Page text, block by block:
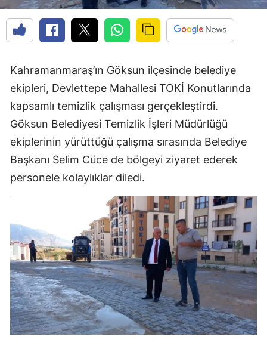
Kahramanmaraş’ın Göksun ilçesinde belediye
ekipleri, Devlettepe Mahallesi TOKİ Konutlarında
kapsamlı temizlik çalışması gerçekleştirdi.
Göksun Belediyesi Temizlik İşleri Müdürlüğü
ekiplerinin yürüttüğü çalışma sırasında Belediye
Başkanı Selim Cüce de bölgeyi ziyaret ederek
personele kolaylıklar diledi.